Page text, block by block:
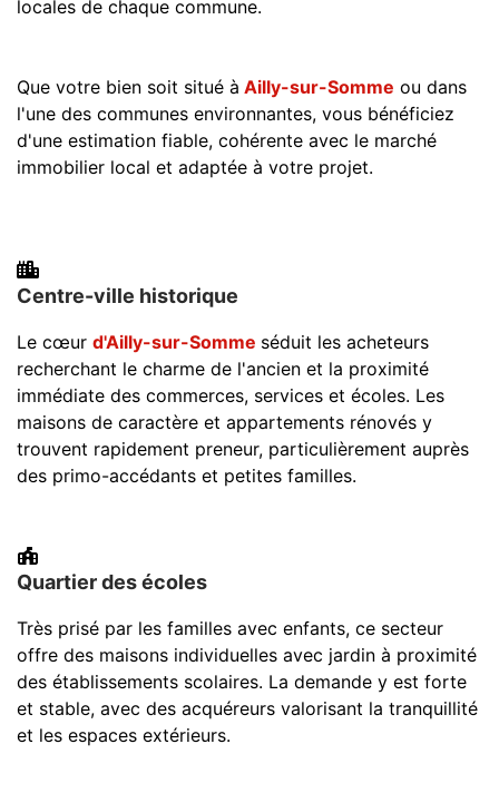
locales de chaque commune.
Que votre bien soit situé à Ailly-sur-Somme ou dans
l'une des communes environnantes, vous bénéficiez
d'une estimation fiable, cohérente avec le marché
immobilier local et adaptée à votre projet.
Centre-ville historique
Le cœur d'Ailly-sur-Somme séduit les acheteurs
recherchant le charme de l'ancien et la proximité
immédiate des commerces, services et écoles. Les
maisons de caractère et appartements rénovés y
trouvent rapidement preneur, particulièrement auprès
des primo-accédants et petites familles.
Quartier des écoles
Très prisé par les familles avec enfants, ce secteur
offre des maisons individuelles avec jardin à proximité
des établissements scolaires. La demande y est forte
et stable, avec des acquéreurs valorisant la tranquillité
et les espaces extérieurs.